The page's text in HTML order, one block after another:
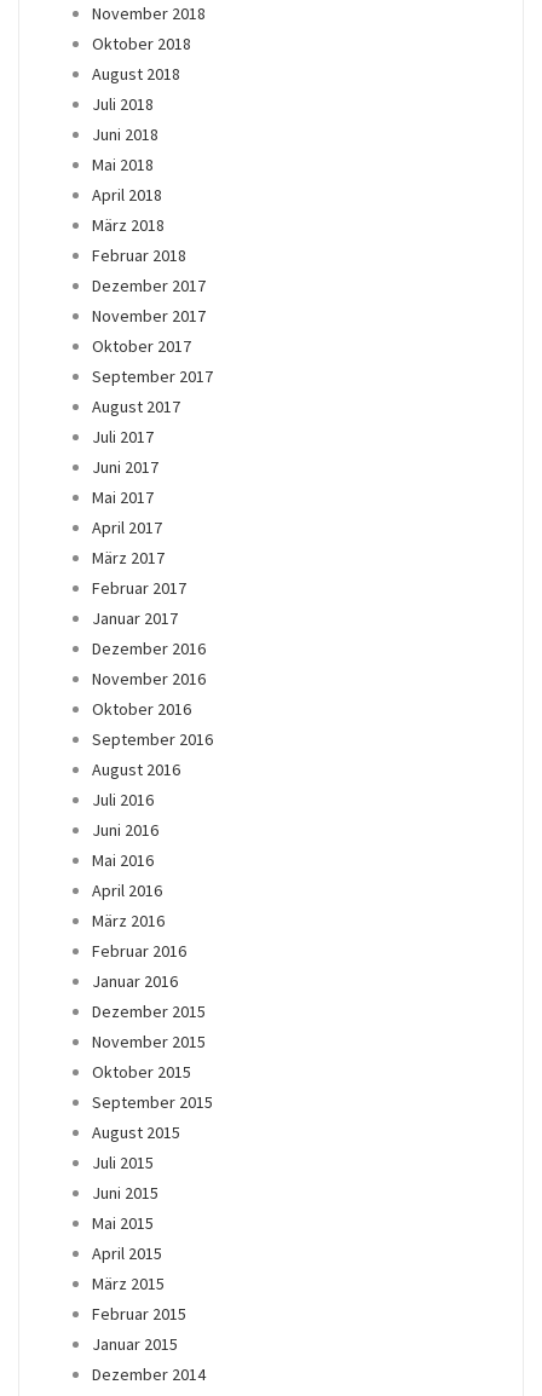
November 2018
Oktober 2018
August 2018
Juli 2018
Juni 2018
Mai 2018
April 2018
März 2018
Februar 2018
Dezember 2017
November 2017
Oktober 2017
September 2017
August 2017
Juli 2017
Juni 2017
Mai 2017
April 2017
März 2017
Februar 2017
Januar 2017
Dezember 2016
November 2016
Oktober 2016
September 2016
August 2016
Juli 2016
Juni 2016
Mai 2016
April 2016
März 2016
Februar 2016
Januar 2016
Dezember 2015
November 2015
Oktober 2015
September 2015
August 2015
Juli 2015
Juni 2015
Mai 2015
April 2015
März 2015
Februar 2015
Januar 2015
Dezember 2014